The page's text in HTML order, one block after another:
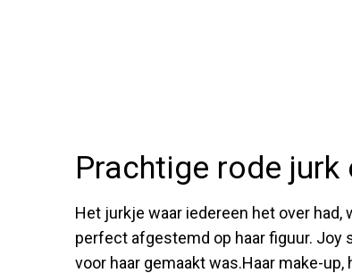
Prachtige rode
Het jurkje waar iedereen het over had,
perfect afgestemd op haar figuur. Joy
voor haar gemaakt was.Haar make-